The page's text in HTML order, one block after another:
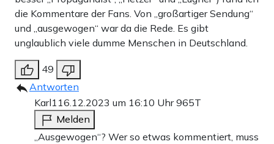
die Kommentare der Fans. Von „großartiger Sendung“
und „ausgewogen“ war da die Rede. Es gibt
unglaublich viele dumme Menschen in Deutschland.
49
Antworten
Karl1 16.12.2023 um 16:10 Uhr965T
Melden
„Ausgewogen“? Wer so etwas kommentiert, muss